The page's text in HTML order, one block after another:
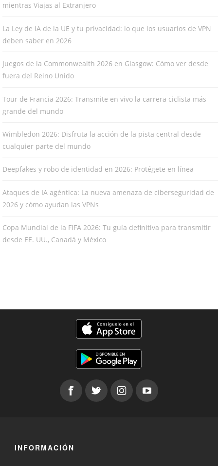
mientras Viajas al Extranjero
La Ley de IA de la UE y tu privacidad: lo que los usuarios de VPN
deben saber en 2026
Juegos de la Commonwealth 2026 en Glasgow: Cómo ver desde
fuera del Reino Unido
Tour de Francia 2026: Transmite en vivo la carrera ciclista más
grande del mundo
Wimbledon 2026: Disfruta la acción de la pista central desde
cualquier parte del mundo
Deepfakes y robo de identidad en 2026: Protégete en línea
Ataques de IA agéntica: La nueva amenaza de ciberseguridad de
2026 y cómo ayudan las VPNs
Copa Mundial de la FIFA 2026: Tu guía definitiva para transmitir
desde EE. UU., Canadá y México
INFORMACIÓN